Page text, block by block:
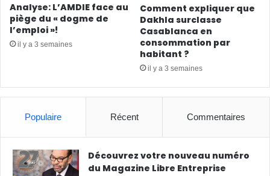
Analyse: L’AMDIE face au
piège du « dogme de
l’emploi »!
il y a 3 semaines
Comment expliquer que
Dakhla surclasse
Casablanca en
consommation par
habitant ?
il y a 3 semaines
Populaire Récent Commentaires
Découvrez votre nouveau numéro
du Magazine Libre Entreprise